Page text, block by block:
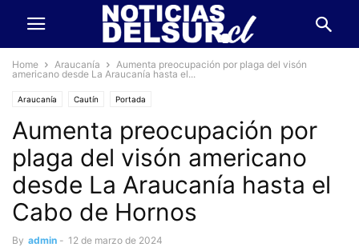
Home Araucanía
Aumenta preocupación por plaga del visón
americano desde La Araucanía hasta el...
Araucanía Cautín Portada
Aumenta preocupación por
plaga del visón americano
desde La Araucanía hasta el
Cabo de Hornos
By admin - 12 de marzo de 2024